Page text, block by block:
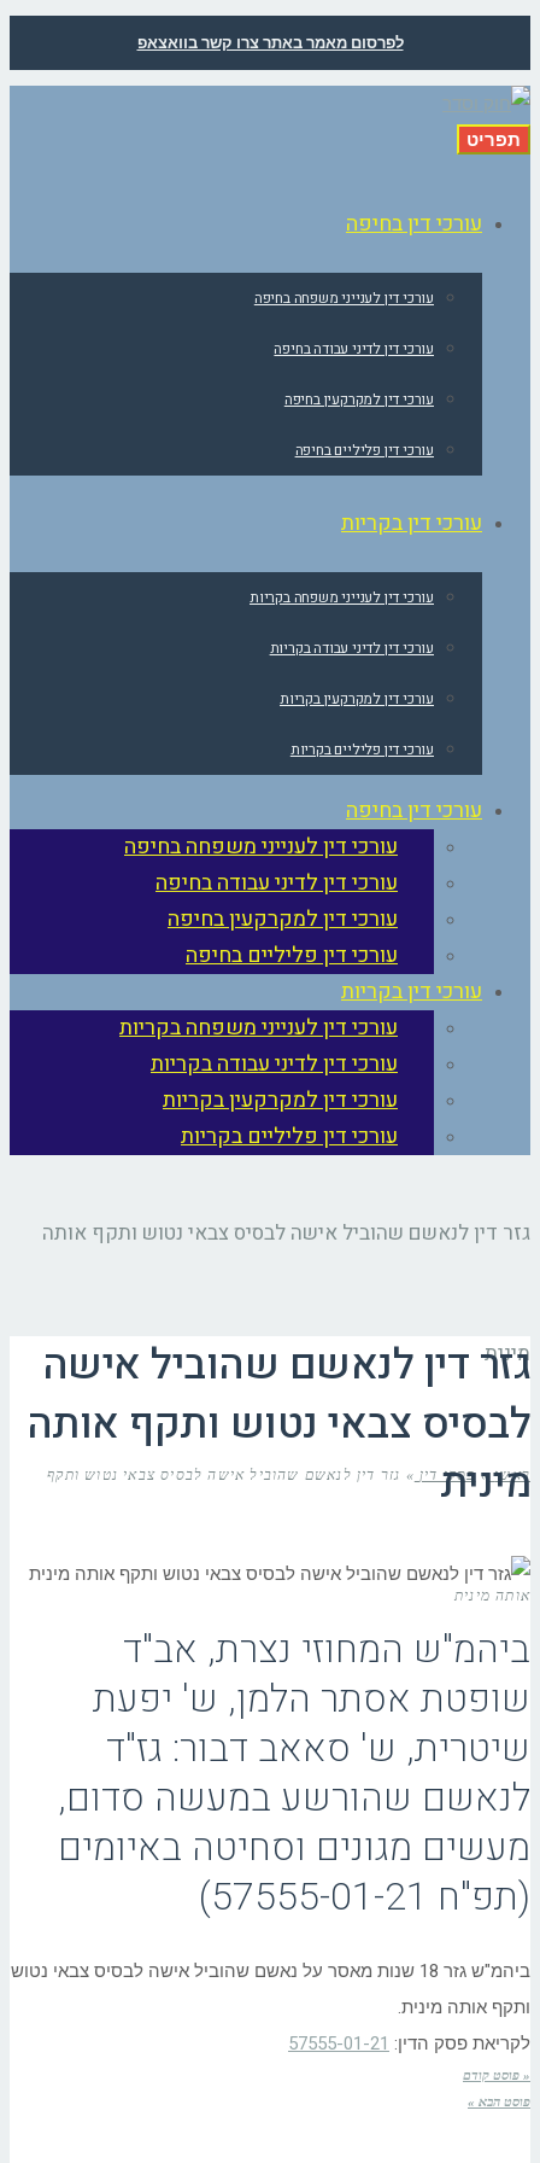
לפרסום מאמר באתר צרו קשר בוואצאפ
תפריט
עורכי דין בחיפה
עורכי דין לענייני משפחה בחיפה
עורכי דין לדיני עבודה בחיפה
עורכי דין למקרקעין בחיפה
עורכי דין פליליים בחיפה
עורכי דין בקריות
עורכי דין לענייני משפחה בקריות
עורכי דין לדיני עבודה בקריות
עורכי דין למקרקעין בקריות
עורכי דין פליליים בקריות
עורכי דין בחיפה
עורכי דין לענייני משפחה בחיפה
עורכי דין לדיני עבודה בחיפה
עורכי דין למקרקעין בחיפה
עורכי דין פליליים בחיפה
עורכי דין בקריות
עורכי דין לענייני משפחה בקריות
עורכי דין לדיני עבודה בקריות
עורכי דין למקרקעין בקריות
עורכי דין פליליים בקריות
גזר דין לנאשם שהוביל אישה לבסיס צבאי נטוש ותקף אותה
מינית
ראשי » פסקי דין » גזר דין לנאשם שהוביל אישה לבסיס צבאי נטוש ותקף
אותה מינית
גזר דין לנאשם שהוביל אישה
לבסיס צבאי נטוש ותקף אותה
מינית
ביהמ"ש המחוזי נצרת, אב"ד
שופטת אסתר הלמן, ש' יפעת
שיטרית, ש' סאאב דבור: גז"ד
לנאשם שהורשע במעשה סדום,
מעשים מגונים וסחיטה באיומים
(תפ"ח 57555-01-21)
ביהמ"ש גזר 18 שנות מאסר על נאשם שהוביל אישה לבסיס צבאי נטוש
ותקף אותה מינית.
לקריאת פסק הדין: 57555-01-21
« פוסט קודם
פוסט הבא »